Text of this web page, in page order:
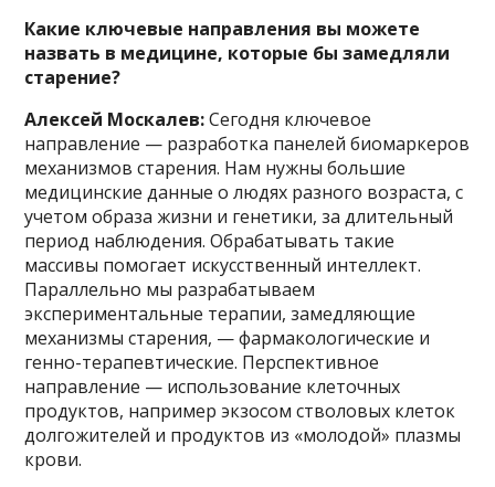
Какие ключевые направления вы можете
назвать в медицине, которые бы замедляли
старение?
Алексей Москалев:Сегодня ключевое
направление — разработка панелей биомаркеров
механизмов старения. Нам нужны большие
медицинские данные о людях разного возраста, с
учетом образа жизни и генетики, за длительный
период наблюдения. Обрабатывать такие
массивы помогает искусственный интеллект.
Параллельно мы разрабатываем
экспериментальные терапии, замедляющие
механизмы старения, — фармакологические и
генно-терапевтические. Перспективное
направление — использование клеточных
продуктов, например экзосом стволовых клеток
долгожителей и продуктов из «молодой» плазмы
крови.